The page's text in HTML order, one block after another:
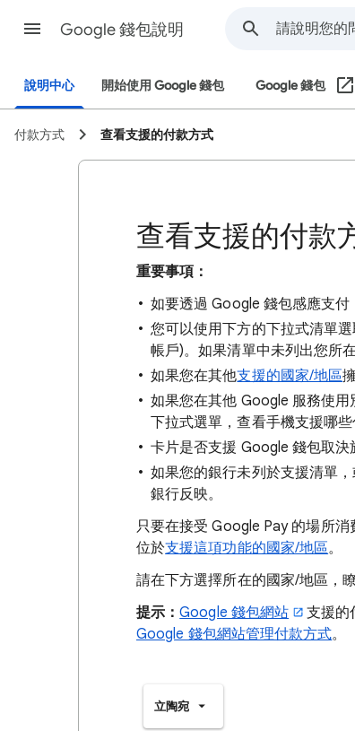
Google 錢包說明
說明中心 開始使用 Google 錢包 Google 錢包
付款方式 查看支援的付款方式
查看支援的付款
重要事項：
如要透過 Google 錢包感應支付
您可以使用下方的下拉式清單
帳戶)。如果清單中未列出您所
如果您在其他支援的國家/地區
如果您在其他 Google 服務使
下拉式選單，查看手機支援哪些
卡片是否支援 Google 錢包取決
如果您的銀行未列於支援清單
銀行反映。
只要在接受 Google Pay 的場所
位於支援這項功能的國家/地區。
請在下方選擇所在的國家/地區，
提示：Google 錢包網站 支援的
Google 錢包網站管理付款方式。
立陶宛